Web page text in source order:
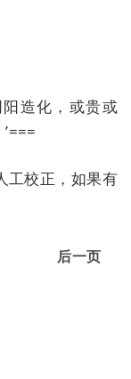
造化，或贵或
工校正，如果有
后一页